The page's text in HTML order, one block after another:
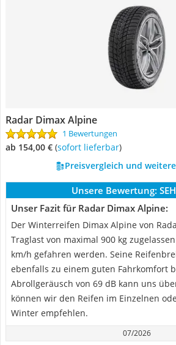
Radar Dimax Alpine
1 Bewertungen
ab 154,00 € ( Sofort lieferbar)
Preisvergleich und
Unsere Bewertung:
Unser Fazit für Radar Dimax Alpine:
Der Winterreifen Dimax Alpine von
Traglast von maximal 900 kg
km/h gefahren werden. Seine
ebenfalls zu einem guten Fahrkomfort
Abrollgeräusch von 69 dB kann uns
können wir den Reifen im Einzelnen
Winter empfehlen.
07/2026